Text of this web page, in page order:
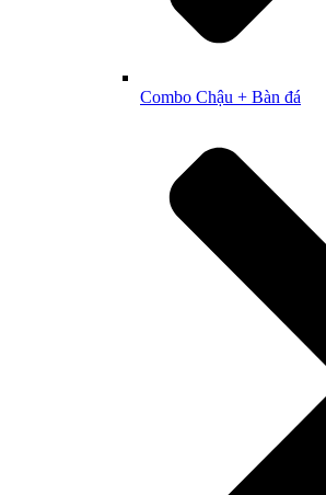
Combo Chậu + Bàn đá